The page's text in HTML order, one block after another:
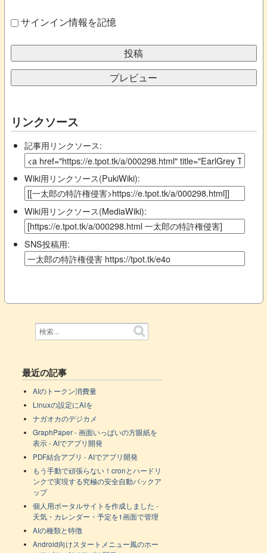
サインイン情報を記憶
リンクソース
記事用リンクソース:
Wiki用リンクソース(PukiWiki):
Wiki用リンクソース(MediaWiki):
SNS投稿用:
最近の記事
AIのトークン消費量
Linuxの設定にAIを
ナガオカのデジカメ
GraphPaper - 画面いっぱいの方眼紙を
表示 - AIでアプリ開発
PDF結合アプリ - AIでアプリ開発
もう手動で頑張らない！cronとハードリ
ンクで実現する究極の安全自動バックア
ップ
個人用ポータルサイトを作成しました -
天気・カレンダー・予定を1画面で管理
AIの種類と特徴
Android向けスタートメニュー風のホー